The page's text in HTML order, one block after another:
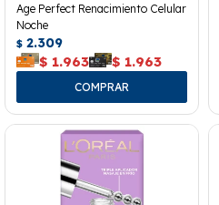
Age Perfect Renacimiento Celular
Noche
$ 2.309
$ 1.963 $ 1.963